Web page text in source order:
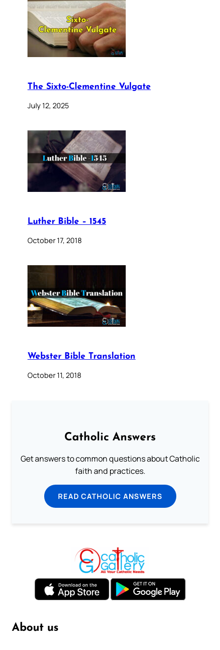
The Sixto-Clementine Vulgate
July 12, 2025
Luther Bible – 1545
October 17, 2018
Webster Bible Translation
October 11, 2018
Catholic Answers
Get answers to common questions about Catholic
faith and practices.
READ CATHOLIC ANSWERS
About us